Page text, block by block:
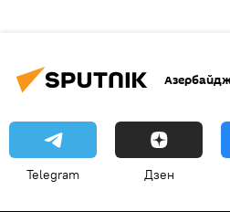
Telegram Дзен